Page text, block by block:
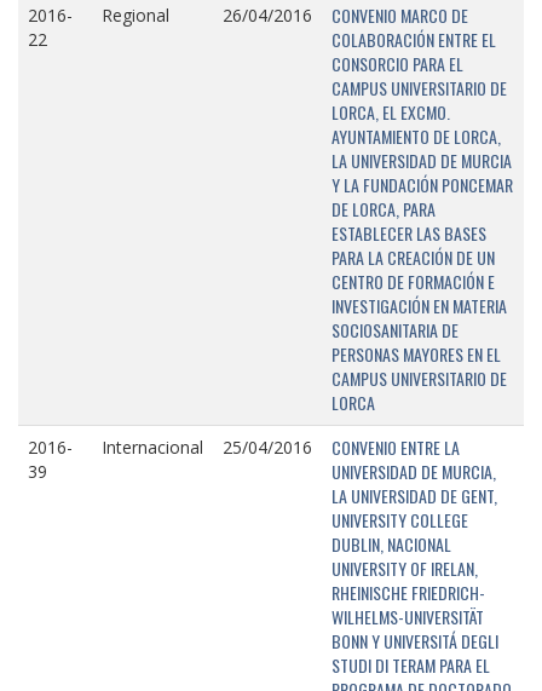
2016-
22
Regional 26/04/2016
CONVENIO MARCO DE
COLABORACIÓN ENTRE EL
CONSORCIO PARA EL
CAMPUS UNIVERSITARIO DE
LORCA, EL EXCMO.
AYUNTAMIENTO DE LORCA,
LA UNIVERSIDAD DE MURCIA
Y LA FUNDACIÓN PONCEMAR
DE LORCA, PARA
ESTABLECER LAS BASES
PARA LA CREACIÓN DE UN
CENTRO DE FORMACIÓN E
INVESTIGACIÓN EN MATERIA
SOCIOSANITARIA DE
PERSONAS MAYORES EN EL
CAMPUS UNIVERSITARIO DE
LORCA
2016-
39
Internacional 25/04/2016
CONVENIO ENTRE LA
UNIVERSIDAD DE MURCIA,
LA UNIVERSIDAD DE GENT,
UNIVERSITY COLLEGE
DUBLIN, NACIONAL
UNIVERSITY OF IRELAN,
RHEINISCHE FRIEDRICH-
WILHELMS-UNIVERSITÄT
BONN Y UNIVERSITÁ DEGLI
STUDI DI TERAM PARA EL